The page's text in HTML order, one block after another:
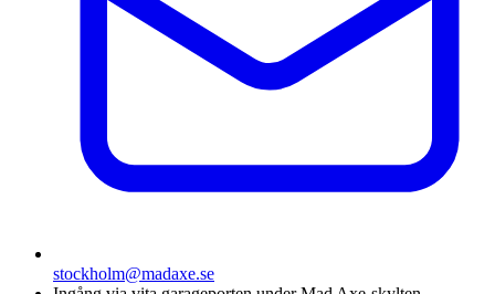
stockholm@madaxe.se